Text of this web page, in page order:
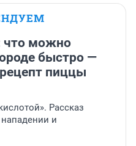
что можно
быстро —
пиццы
Рассказ
и